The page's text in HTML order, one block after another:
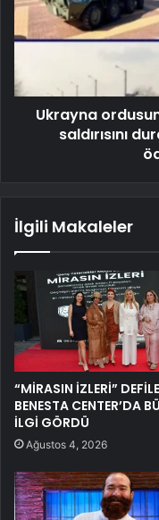
Ukrayna
saldırısını
İlgili Makaleler
“MİRASIN İZLERİ”
BENESTA CENTER’DA
İLGİ GÖRDÜ
Ağustos 4, 2026